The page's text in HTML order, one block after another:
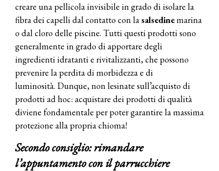
creare una pellicola invisibile in grado di isolare la
fibra dei capelli dal contatto con lasalsedinemarina
o dal cloro delle piscine. Tutti questi prodotti sono
generalmente in grado di apportare degli
ingredienti idratanti e rivitalizzanti, che possono
prevenire la perdita di morbidezza e di
luminosità. Dunque, non lesinate sull’acquisto di
prodotti ad hoc: acquistare dei prodotti di qualità
diviene fondamentale per poter garantire la massima
protezione alla propria chioma!
Secondo consiglio: rimandare
l’appuntamento con il parrucchiere